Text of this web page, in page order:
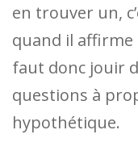
en trouver un,
quand il affirme
faut donc jouir
questions à
hypothétique.